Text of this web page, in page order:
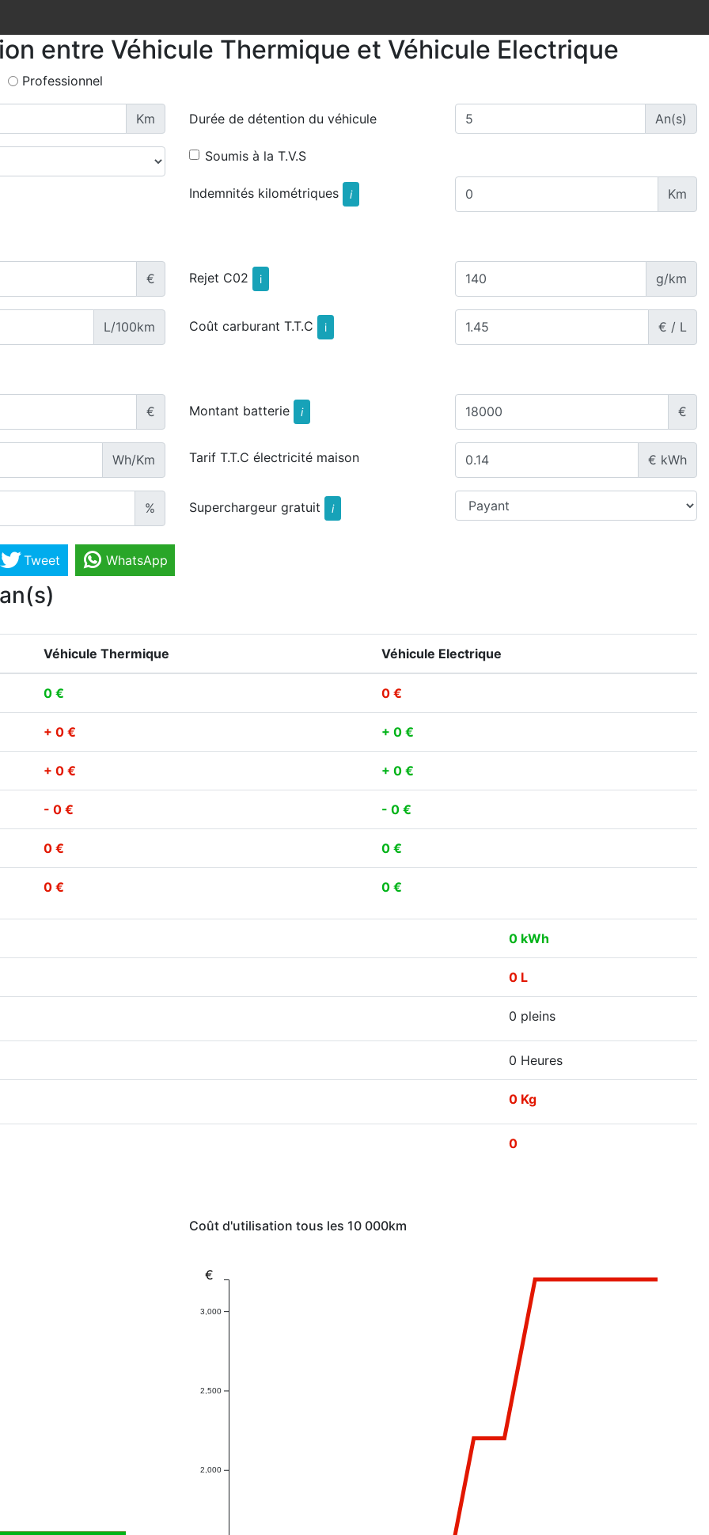
entre Véhicule Thermique et Véhicule Electrique
Professionnel
Km Durée de détention du véhicule An(s)
Soumis à la T.V.S
Indemnités kilométriques i Km
€ Rejet C02 i g/km
L/100km Coût carburant T.T.C i € / L
€ Montant batterie i €
Wh/Km Tarif T.T.C électricité maison € kWh
% Superchargeur gratuit i
Tweet WhatsApp
Véhicule Thermique Véhicule Electrique
0 € 0 €
+ 0 € + 0 €
+ 0 € + 0 €
- 0 € - 0 €
0 € 0 €
0 € 0 €
0 kWh
0 L
0 pleins
0 Heures
0 Kg
0
Coût d'utilisation tous les 10 000km
2,000
2,500
3,000
€